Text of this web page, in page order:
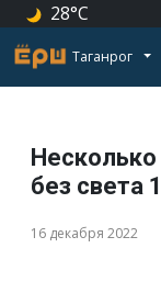
28°C
Таганрог
Несколько
без света
16 декабря 2022